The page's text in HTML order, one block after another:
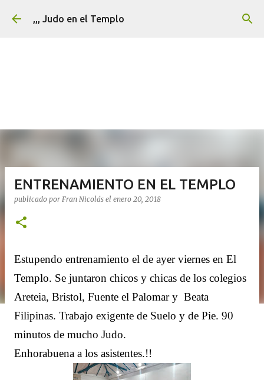
Ir al contenido principal
,,, Judo en el Templo
ENTRENAMIENTO EN EL TEMPLO
publicado por Fran Nicolás el enero 20, 2018
Estupendo entrenamiento el de ayer viernes en El
Templo. Se juntaron chicos y chicas de los colegios
Areteia, Bristol, Fuente el Palomar y Beata
Filipinas. Trabajo exigente de Suelo y de Pie. 90
minutos de mucho Judo.
Enhorabuena a los asistentes.!!